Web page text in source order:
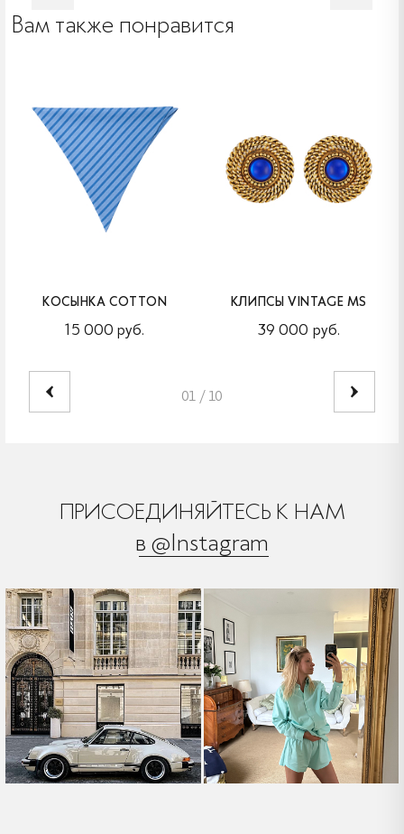
Вам также понравится
КОСЫНКА COTTON
15 000 руб.
КЛИПСЫ VINTAGE MS
39 000 руб.
01 / 10
ПРИСОЕДИНЯЙТЕСЬ К НАМ
в @Instagram